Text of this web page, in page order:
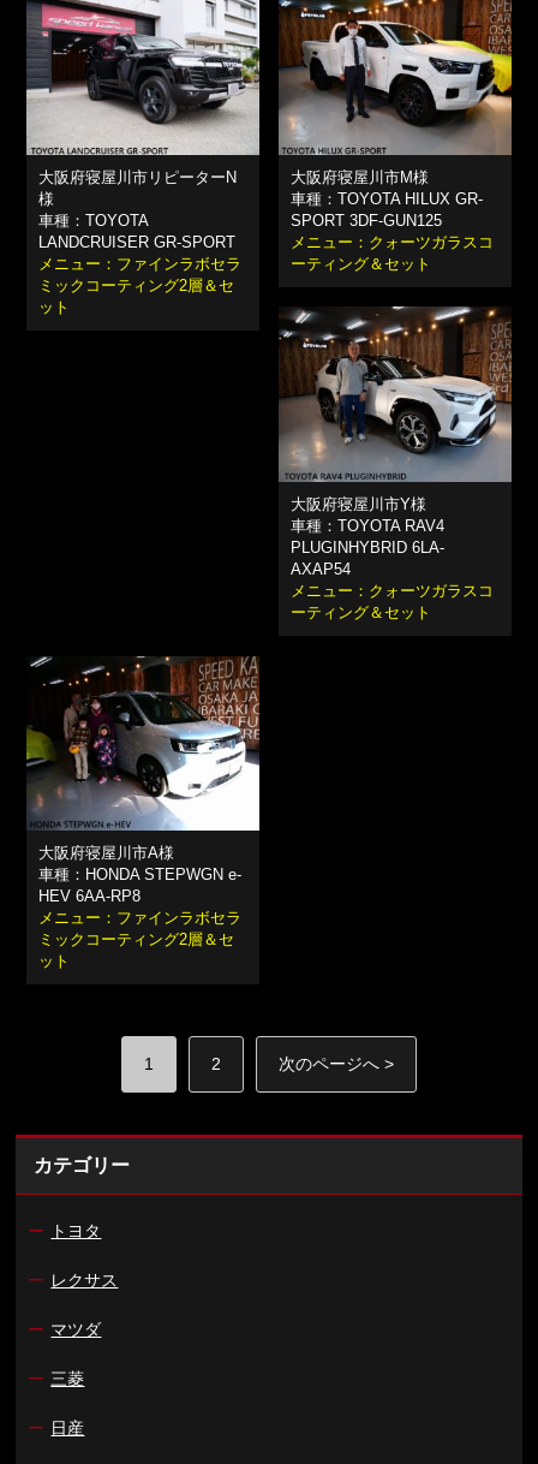
大阪府寝屋川市リピーターN
様
車種：TOYOTA
LANDCRUISER GR-SPORT
メニュー：ファインラボセラ
ミックコーティング2層＆セ
ット
大阪府寝屋川市M様
車種：TOYOTA HILUX GR-
SPORT 3DF-GUN125
メニュー：クォーツガラスコ
ーティング＆セット
大阪府寝屋川市Y様
車種：TOYOTA RAV4
PLUGINHYBRID 6LA-
AXAP54
メニュー：クォーツガラスコ
ーティング＆セット
大阪府寝屋川市A様
車種：HONDA STEPWGN e-
HEV 6AA-RP8
メニュー：ファインラボセラ
ミックコーティング2層＆セ
ット
1 2 次のページへ >
カテゴリー
ー トヨタ
ー レクサス
ー マツダ
ー 三菱
ー 日産